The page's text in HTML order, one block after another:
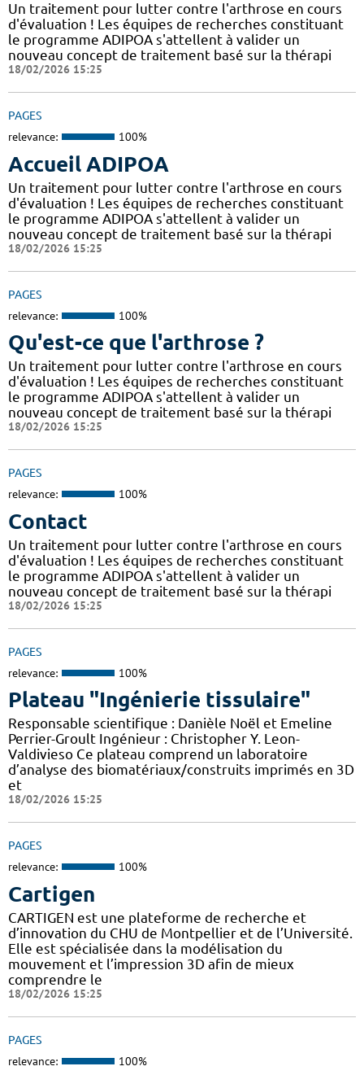
Un traitement pour lutter contre l'arthrose en cours
d'évaluation ! Les équipes de recherches constituant
le programme ADIPOA s'attellent à valider un
nouveau concept de traitement basé sur la thérapi
18/02/2026 15:25
PAGES
relevance: 100%
Accueil ADIPOA
Un traitement pour lutter contre l'arthrose en cours
d'évaluation ! Les équipes de recherches constituant
le programme ADIPOA s'attellent à valider un
nouveau concept de traitement basé sur la thérapi
18/02/2026 15:25
PAGES
relevance: 100%
Qu'est-ce que l'arthrose ?
Un traitement pour lutter contre l'arthrose en cours
d'évaluation ! Les équipes de recherches constituant
le programme ADIPOA s'attellent à valider un
nouveau concept de traitement basé sur la thérapi
18/02/2026 15:25
PAGES
relevance: 100%
Contact
Un traitement pour lutter contre l'arthrose en cours
d'évaluation ! Les équipes de recherches constituant
le programme ADIPOA s'attellent à valider un
nouveau concept de traitement basé sur la thérapi
18/02/2026 15:25
PAGES
relevance: 100%
Plateau "Ingénierie tissulaire"
Responsable scientifique : Danièle Noël et Emeline
Perrier-Groult Ingénieur : Christopher Y. Leon-
Valdivieso Ce plateau comprend un laboratoire
d’analyse des biomatériaux/construits imprimés en 3D
et
18/02/2026 15:25
PAGES
relevance: 100%
Cartigen
CARTIGEN est une plateforme de recherche et
d’innovation du CHU de Montpellier et de l’Université.
Elle est spécialisée dans la modélisation du
mouvement et l’impression 3D afin de mieux
comprendre le
18/02/2026 15:25
PAGES
relevance: 100%